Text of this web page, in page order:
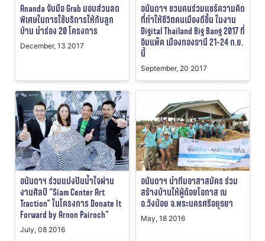
Ananda จับมือ Grab มอบส่วนลด
พิเศษในการใช้บริการให้กับลูก
บ้าน นำร่อง 20 โครงการ
December, 13 2017
อนันดาฯ ชวนคนร่วมแชร์ความคิด
ที่ทำให้ชีวิตคนเมืองดีขึ้น ในงาน
Digital Thailand Big Bang 2017 ที่
อิมแพ็ค เมืองทองธานี 21-24 ก.ย.
นี้
September, 20 2017
อนันดาฯ ร่วมแบ่งปันน้ำใจผ่าน
งานศิลป์ “Siam Center Art
Traction” ในโครงการ Donate It
Forward by Arnon Pairoch”
July, 08 2016
อนันดาฯ นำทีมอาสาสมัคร ร่วม
สร้างบ้านให้ผู้ด้อยโอกาส ณ
อ.วังน้อย จ.พระนครศรีอยุธยา
May, 18 2016